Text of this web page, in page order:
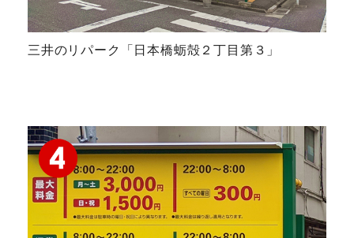
三井のリパーク「日本橋蛎殻２丁目第３」